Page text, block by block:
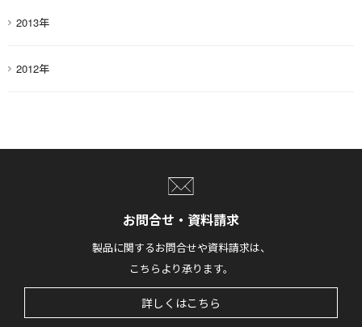
2013年
2012年
お問合せ・資料請求
製品に関するお問合せや資料請求は、
こちらより承ります。
詳しくはこちら